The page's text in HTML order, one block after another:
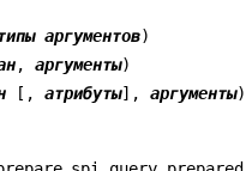
аргументов)
, аргументы)
[, атрибуты], аргументы)